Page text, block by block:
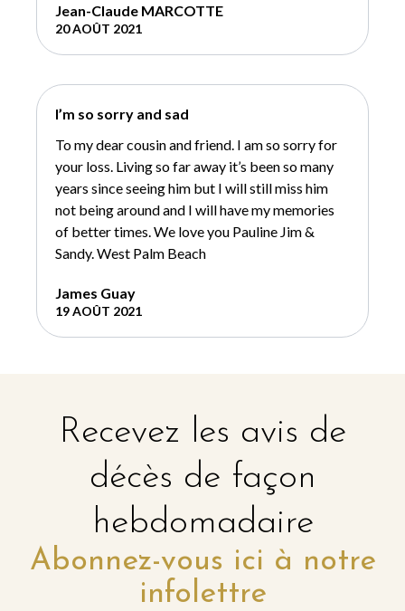
Jean-Claude MARCOTTE
20 AOÛT 2021
I’m so sorry and sad
To my dear cousin and friend. I am so sorry for
your loss. Living so far away it’s been so many
years since seeing him but I will still miss him
not being around and I will have my memories
of better times. We love you Pauline Jim &
Sandy. West Palm Beach
James Guay
19 AOÛT 2021
Recevez les avis de
décès de façon
hebdomadaire
Abonnez-vous ici à notre
infolettre